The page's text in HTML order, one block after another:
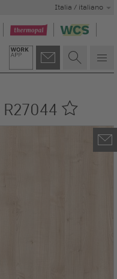
Italia / italiano
R27044